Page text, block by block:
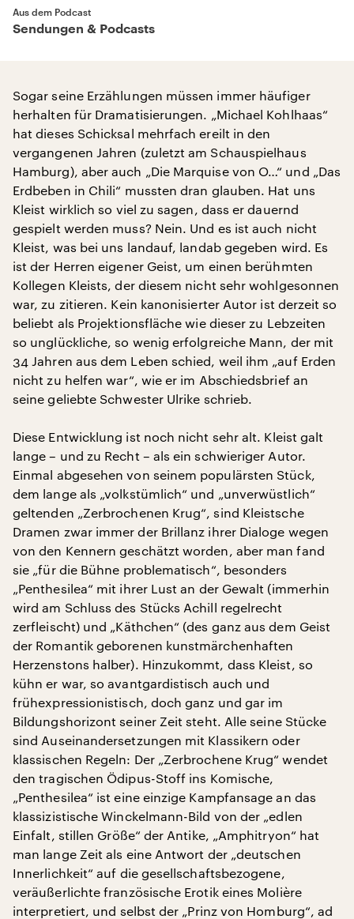
Aus dem Podcast
Sendungen & Podcasts
Sogar seine Erzählungen müssen immer häufiger
herhalten für Dramatisierungen. „Michael Kohlhaas“
hat dieses Schicksal mehrfach ereilt in den
vergangenen Jahren (zuletzt am Schauspielhaus
Hamburg), aber auch „Die Marquise von O…“ und „Das
Erdbeben in Chili“ mussten dran glauben. Hat uns
Kleist wirklich so viel zu sagen, dass er dauernd
gespielt werden muss? Nein. Und es ist auch nicht
Kleist, was bei uns landauf, landab gegeben wird. Es
ist der Herren eigener Geist, um einen berühmten
Kollegen Kleists, der diesem nicht sehr wohlgesonnen
war, zu zitieren. Kein kanonisierter Autor ist derzeit so
beliebt als Projektionsfläche wie dieser zu Lebzeiten
so unglückliche, so wenig erfolgreiche Mann, der mit
34 Jahren aus dem Leben schied, weil ihm „auf Erden
nicht zu helfen war“, wie er im Abschiedsbrief an
seine geliebte Schwester Ulrike schrieb.
Diese Entwicklung ist noch nicht sehr alt. Kleist galt
lange – und zu Recht – als ein schwieriger Autor.
Einmal abgesehen von seinem populärsten Stück,
dem lange als „volkstümlich“ und „unverwüstlich“
geltenden „Zerbrochenen Krug“, sind Kleistsche
Dramen zwar immer der Brillanz ihrer Dialoge wegen
von den Kennern geschätzt worden, aber man fand
sie „für die Bühne problematisch“, besonders
„Penthesilea“ mit ihrer Lust an der Gewalt (immerhin
wird am Schluss des Stücks Achill regelrecht
zerfleischt) und „Käthchen“ (des ganz aus dem Geist
der Romantik geborenen kunstmärchenhaften
Herzenstons halber). Hinzukommt, dass Kleist, so
kühn er war, so avantgardistisch auch und
frühexpressionistisch, doch ganz und gar im
Bildungshorizont seiner Zeit steht. Alle seine Stücke
sind Auseinandersetzungen mit Klassikern oder
klassischen Regeln: Der „Zerbrochene Krug“ wendet
den tragischen Ödipus-Stoff ins Komische,
„Penthesilea“ ist eine einzige Kampfansage an das
klassizistische Winckelmann-Bild von der „edlen
Einfalt, stillen Größe“ der Antike, „Amphitryon“ hat
man lange Zeit als eine Antwort der „deutschen
Innerlichkeit“ auf die gesellschaftsbezogene,
veräußerlichte französische Erotik eines Molière
interpretiert, und selbst der „Prinz von Homburg“, ad